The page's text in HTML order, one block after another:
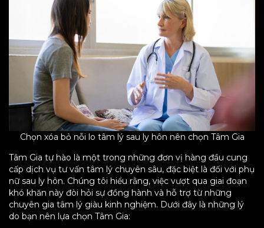
Chọn xóa bỏ nỗi lo tâm lý sau ly hôn nên chọn Tâm Gia
Tâm Gia tự hào là một trong những đơn vị hàng đầu cung
cấp dịch vụ tư vấn tâm lý chuyên sâu, đặc biệt là đối với phụ
nữ sau ly hôn. Chúng tôi hiểu rằng, việc vượt qua giai đoạn
khó khăn này đòi hỏi sự đồng hành và hỗ trợ từ những
chuyên gia tâm lý giàu kinh nghiệm. Dưới đây là những lý
do bạn nên lựa chọn Tâm Gia: